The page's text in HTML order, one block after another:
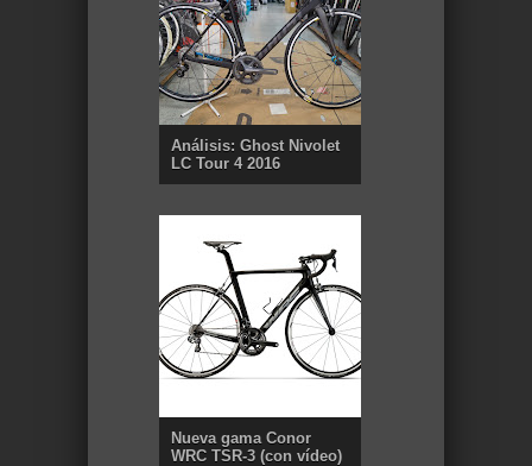
Análisis: Ghost Nivolet
LC Tour 4 2016
Nueva gama Conor
WRC TSR-3 (con vídeo)